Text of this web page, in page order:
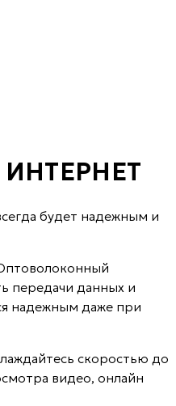
будет надежным и
передачи данных и
надежным даже при
скоростью до
видео, онлайн